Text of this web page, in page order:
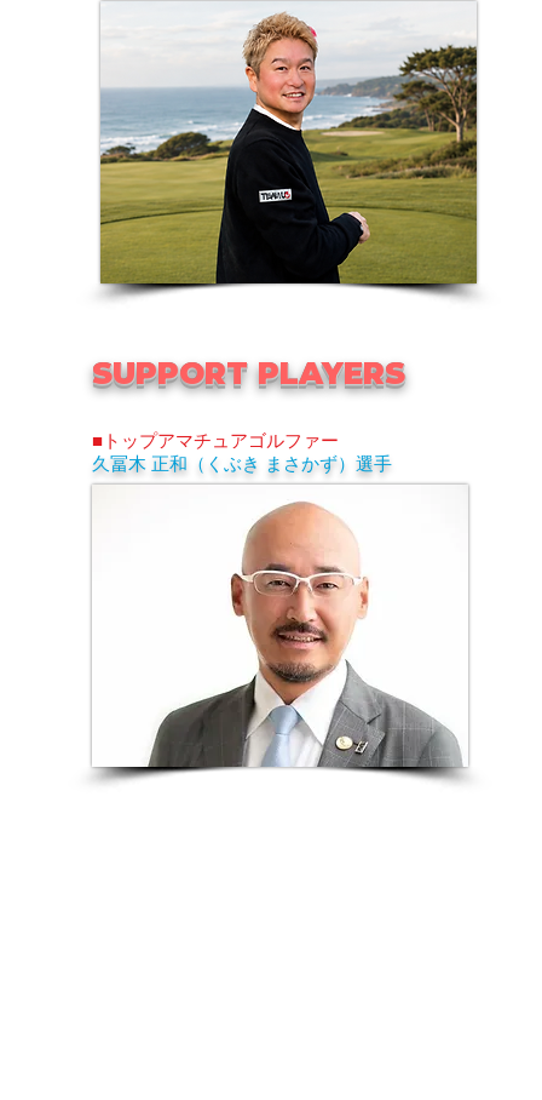
SUPPORT PLAYERS
■トップアマチュアゴルファー
久冨木 正和（くぶき まさかず）選手